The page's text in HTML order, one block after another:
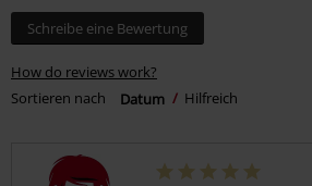
Schreibe eine Bewertung
How do reviews work?
Sortieren nach
Datum Hilfreich